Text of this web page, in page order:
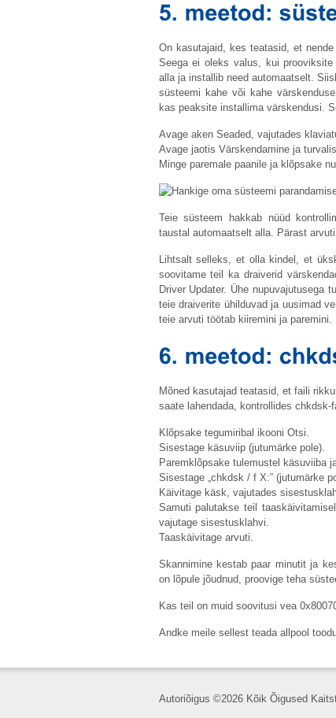
On kasutajaid, kes teatasid, et
Seega ei oleks valus, kui
alla ja installib need automaatselt.
süsteemi kahe või kahe
kas peaksite installima värskendusi.
Avage aken Seaded, vajutades
Avage jaotis Värskendamine ja
Minge paremale paanile ja klõpsake
Teie süsteem hakkab nüüd
taustal automaatselt alla. Pärast
Lihtsalt selleks, et olla kindel, et
soovitame teil ka draiverid
Driver Updater. Ühe nupuvajutusega
teie draiverite ühilduvad ja uusimad
teie arvuti töötab kiiremini ja paremini.
Mõned kasutajad teatasid, et faili
saate lahendada, kontrollides
Klõpsake tegumiribal ikooni Otsi.
Sisestage käsuviip (jutumärke pole).
Paremklõpsake tulemustel käsuviiba
Sisestage „chkdsk / f X:” (jutumärke
Käivitage käsk, vajutades
Samuti palutakse teil
vajutage sisestusklahvi.
Taaskäivitage arvuti.
Skannimine kestab paar minutit ja
on lõpule jõudnud, proovige teha
Kas teil on muid soovitusi vea
Andke meile sellest teada allpool
Autoriõigus ©2026 Kõik Õigused